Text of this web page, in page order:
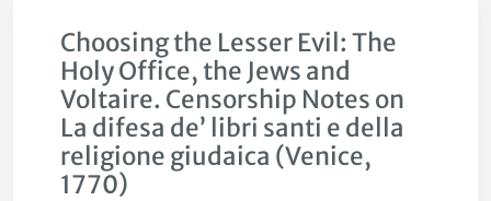
Choosing the Lesser Evil: The
Holy Office, the Jews and
Voltaire. Censorship Notes on
La difesa de’ libri santi e della
religione giudaica (Venice,
1770)